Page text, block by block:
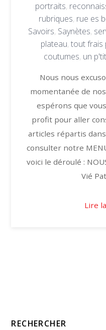
portraits,
rubriques, rue es
Savoirs, Saynètes,
plateau, tout frais
coutumes, un
Nous nous
momentanée de
espérons que
profit pour aller
articles répartis
consulter notre
voici le déroulé :
Vié
Lire
RECHERCHER